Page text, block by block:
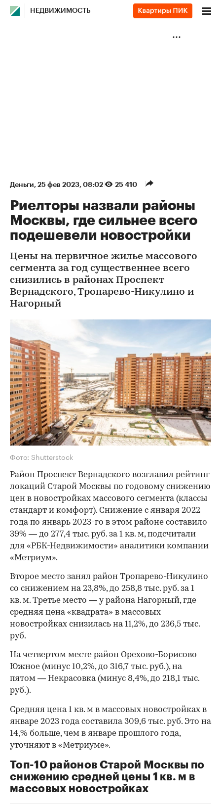
НЕДВИЖИМОСТЬ
Деньги⁠, 25 фев 2023, 08:02 25 410
Риелторы назвали районы
Москвы, где сильнее всего
подешевели новостройки
Цены на первичное жилье массового
сегмента за год существеннее всего
снизились в районах Проспект
Вернадского, Тропарево-Никулино и
Нагорный
Фото: Shutterstock
Район Проспект Вернадского возглавил рейтинг
локаций Старой Москвы по годовому снижению
цен в новостройках массового сегмента (классы
стандарт и комфорт). Снижение с января 2022
года по январь 2023-го в этом районе составило
39% — до 277,4 тыс. руб. за 1 кв. м, подсчитали
для «РБК-Недвижимости» аналитики компании
«Метриум».
Второе место занял район Тропарево-Никулино
со снижением на 23,8%, до 258,8 тыс. руб. за 1
кв. м. Третье место — у района Нагорный, где
средняя цена «квадрата» в массовых
новостройках снизилась на 11,2%, до 236,5 тыс.
руб.
На четвертом месте район Орехово-Борисово
Южное (минус 10,2%, до 316,7 тыс. руб.), на
пятом — Некрасовка (минус 8,4%, до 218,1 тыс.
руб.).
00:00 / 00:00
Средняя цена 1 кв. м в массовых новостройках в
январе 2023 года составила 309,6 тыс. руб. Это на
14,% больше, чем в январе прошлого года,
уточняют в «Метриуме».
Топ-10 районов Старой Москвы по
снижению средней цены 1 кв. м в
массовых новостройках